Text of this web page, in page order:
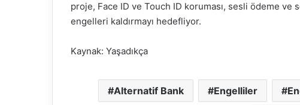
proje, Face ID ve Touch ID koruması, sesli ödeme ve
engelleri kaldırmayı hedefliyor.
Kaynak: Yaşadıkça
Alternatif Bank Engelliler